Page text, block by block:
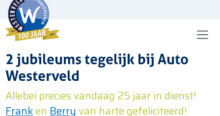
2 jubileums tegelijk bij Auto
Westerveld
Allebei precies vandaag 25 jaar in dienst!
Franken Berry van harte gefeliciteerd!